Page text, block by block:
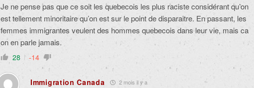
Je ne pense pas que ce soit les quebecois les plus raciste considérant qu’on
est tellement minoritaire qu’on est sur le point de disparaitre. En passant, les
femmes immigrantes veulent des hommes quebecois dans leur vie, mais ca
on en parle jamais.
28 -14
Immigration Canada 2 mois il y a